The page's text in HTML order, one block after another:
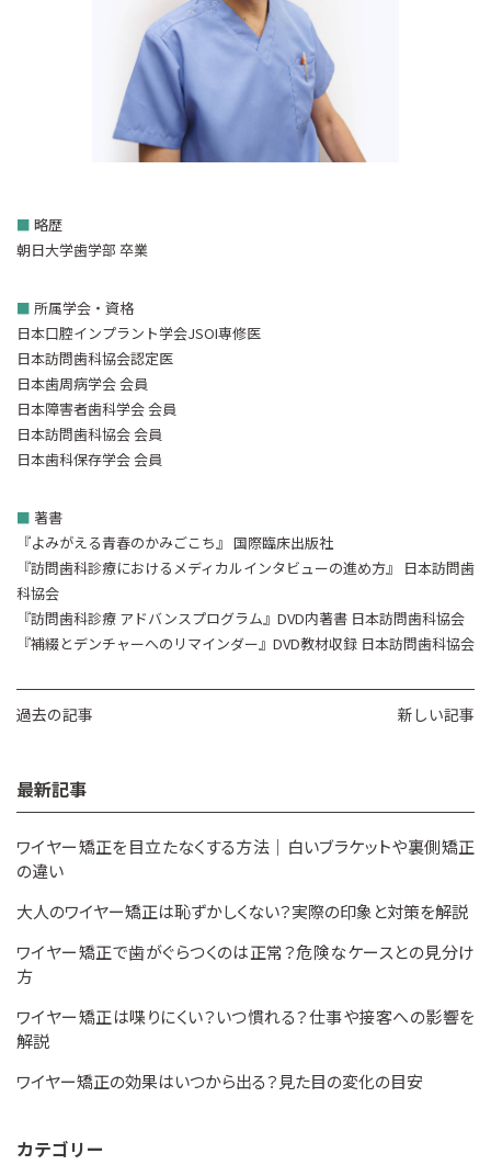
■ 略歴
朝日大学歯学部 卒業
■ 所属学会・資格
日本口腔インプラント学会JSOI専修医
日本訪問歯科協会認定医
日本歯周病学会 会員
日本障害者歯科学会 会員
日本訪問歯科協会 会員
日本歯科保存学会 会員
■ 著書
『よみがえる青春のかみごこち』 国際臨床出版社
『訪問歯科診療におけるメディカルインタビューの進め方』 日本訪問歯
科協会
『訪問歯科診療 アドバンスプログラム』DVD内著書 日本訪問歯科協会
『補綴とデンチャーへのリマインダー』DVD教材収録 日本訪問歯科協会
新しい記事
過去の記事
最新記事
ワイヤー矯正を目立たなくする方法｜白いブラケットや裏側矯正
の違い
大人のワイヤー矯正は恥ずかしくない？実際の印象と対策を解説
ワイヤー矯正で歯がぐらつくのは正常？危険なケースとの見分け
方
ワイヤー矯正は喋りにくい？いつ慣れる？仕事や接客への影響を
解説
ワイヤー矯正の効果はいつから出る？見た目の変化の目安
カテゴリー